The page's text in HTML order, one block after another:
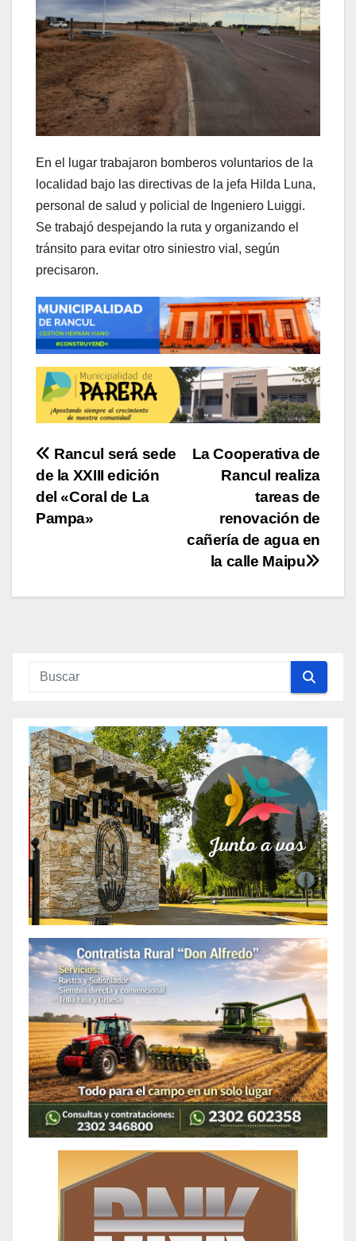
En el lugar trabajaron bomberos voluntarios de la
localidad bajo las directivas de la jefa Hilda Luna,
personal de salud y policial de Ingeniero Luiggi.
Se trabajó despejando la ruta y organizando el
tránsito para evitar otro siniestro vial, según
precisaron.
Navegación
de
entradas
La Cooperativa de
Rancul realiza
tareas de
renovación de
cañería de agua en
la calle Maipu
Rancul será sede
de la XXIII edición
del «Coral de La
Pampa»